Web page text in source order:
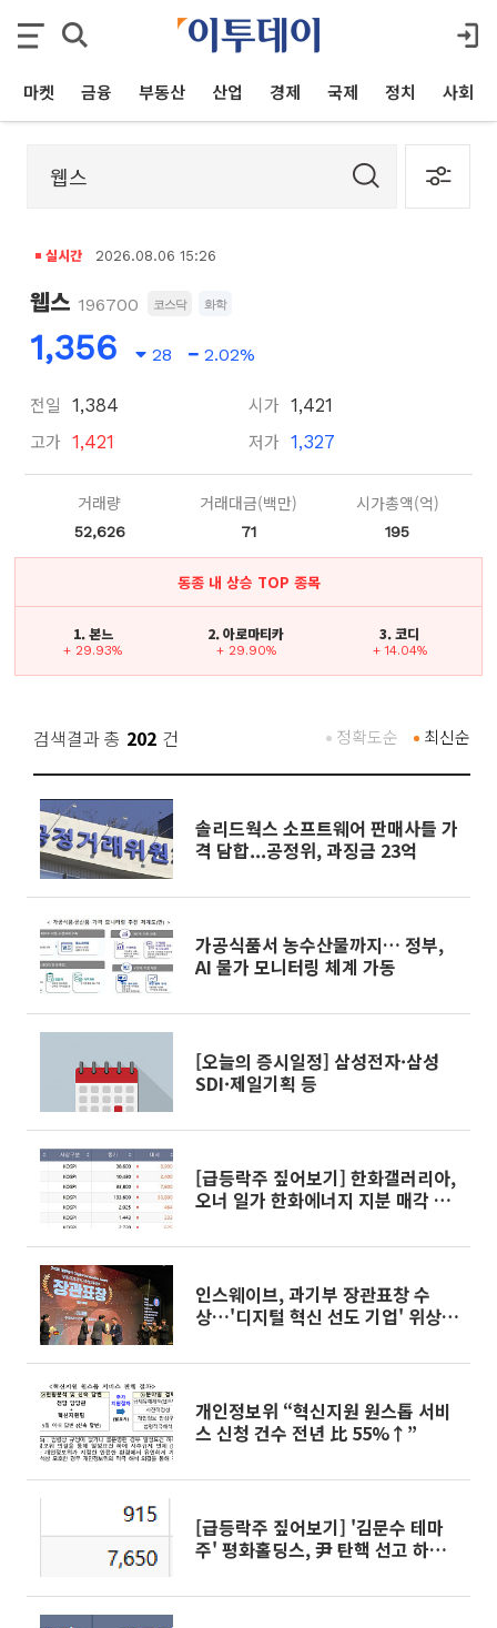
마켓 금융 부동산 산업 경제 국제 정치 사회
실시간 2026.08.06 15:26
웹스 196700 코스닥 화학
1,356 28 2.02%
전일 1,384
고가 1,421
시가 1,421
저가 1,327
거래량
52,626
거래대금(백만)
71
시가총액(억)
195
동종 내 상승 TOP 종목
1. 본느
+ 29.93%
2. 아로마티카
+ 29.90%
3. 코디
+ 14.04%
검색결과 총 202 건 최신순
정확도순
솔리드웍스 소프트웨어 판매사들 가
격 담합...공정위, 과징금 23억
가공식품서 농수산물까지… 정부,
AI 물가 모니터링 체계 가동
[오늘의 증시일정] 삼성전자·삼성
SDI·제일기획 등
[급등락주 짚어보기] 한화갤러리아,
오너 일가 한화에너지 지분 매각 소
인스웨이브, 과기부 장관표창 수
상…'디지털 혁신 선도 기업' 위상
개인정보위 “혁신지원 원스톱 서비
스 신청 건수 전년 比 55%↑”
[급등락주 짚어보기] '김문수 테마
주' 평화홀딩스, 尹 탄핵 선고 하루